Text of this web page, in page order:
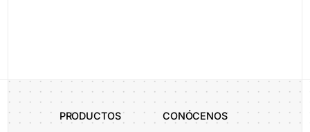
Alternative:
PRODUCTOS CONÓCENOS